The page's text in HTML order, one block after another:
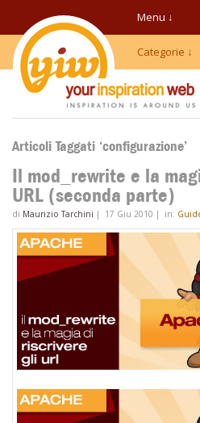
Menu ↓
Categorie ↓
Articoli Taggati ‘configurazione’
Il mod_rewrite e la
URL (seconda parte)
di Maurizio Tarchini | 17 Giu 2010 | in: